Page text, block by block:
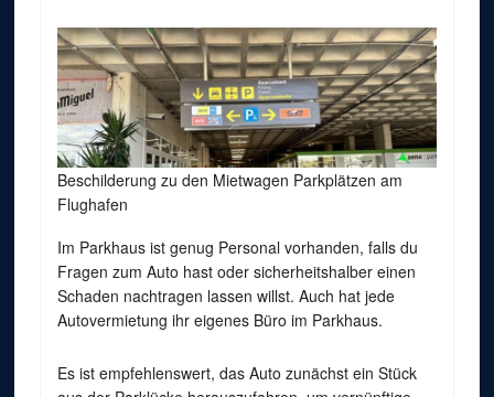
Beschilderung zu den Mietwagen Parkplätzen am
Flughafen
Im Parkhaus ist genug Personal vorhanden, falls du
Fragen zum Auto hast oder sicherheitshalber einen
Schaden nachtragen lassen willst. Auch hat jede
Autovermietung ihr eigenes Büro im Parkhaus.
Es ist empfehlenswert, das Auto zunächst ein Stück